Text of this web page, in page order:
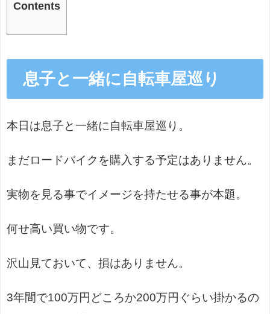
Contents
息子と一緒に自転車屋巡り
本日は息子と一緒に自転車屋巡り。
まだロードバイクを購入する予定はありません。
実物を見る事でイメージを持たせる事が本題。
何せ高い買い物です。
沢山見ておいて、損はありません。
3年間で100万円どころか200万円ぐらい掛かるの